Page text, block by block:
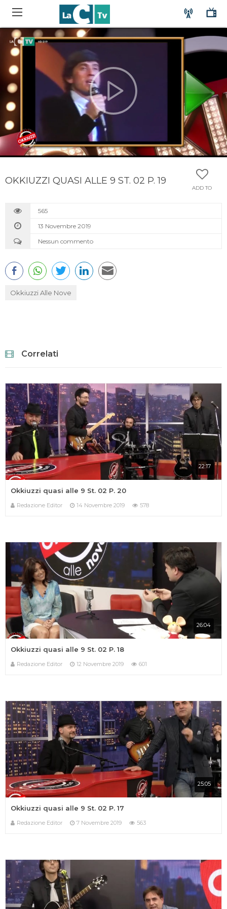
ADD TO
OKKIUZZI QUASI ALLE 9 ST. 02 P. 19
565
13 Novembre 2019
Nessun commento
Okkiuzzi Alle Nove
Correlati
22:17
Okkiuzzi quasi alle 9 St. 02 P. 20
Redazione Editor 14 Novembre 2019 578
26:04
Okkiuzzi quasi alle 9 St. 02 P. 18
Redazione Editor 12 Novembre 2019 601
25:05
Okkiuzzi quasi alle 9 St. 02 P. 17
Redazione Editor 7 Novembre 2019 563